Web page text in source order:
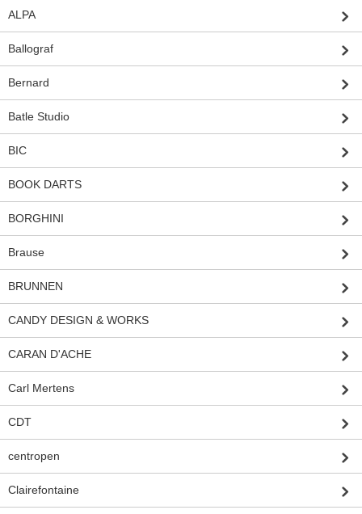
ALPA
Ballograf
Bernard
Batle Studio
BIC
BOOK DARTS
BORGHINI
Brause
BRUNNEN
CANDY DESIGN & WORKS
CARAN D'ACHE
Carl Mertens
CDT
centropen
Clairefontaine